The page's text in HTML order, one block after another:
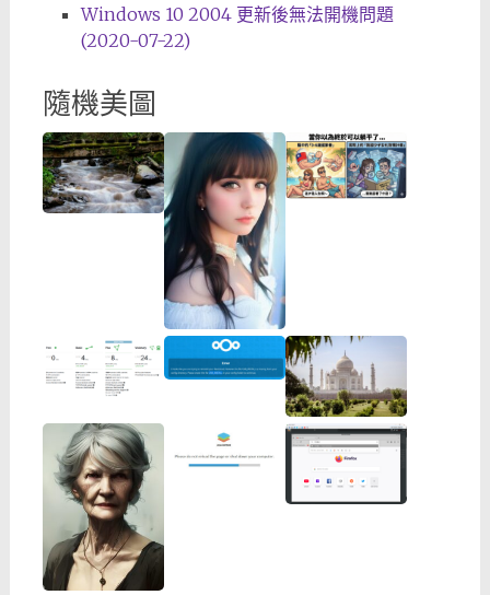
Windows 10 2004 更新後無法開機問題
(2020-07-22)
隨機美圖